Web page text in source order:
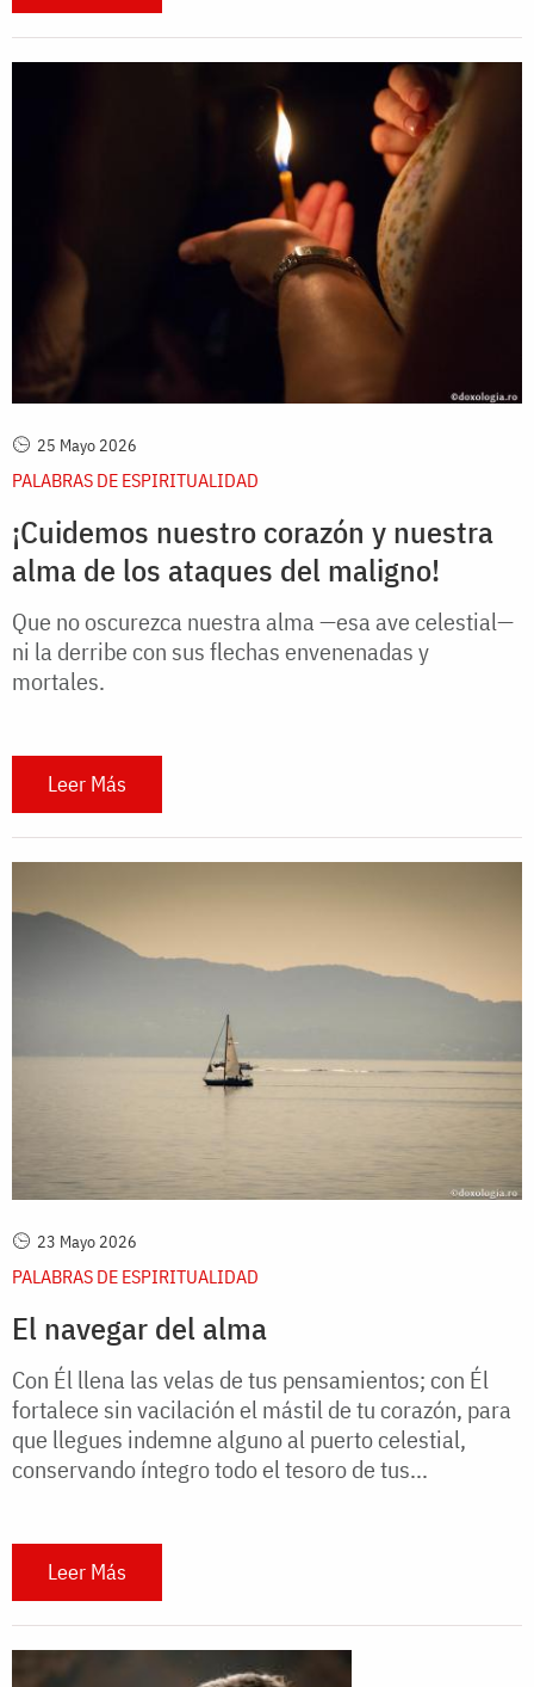
25 Mayo 2026
PALABRAS DE ESPIRITUALIDAD
¡Cuidemos nuestro corazón y nuestra
alma de los ataques del maligno!
Que no oscurezca nuestra alma —esa ave celestial—
ni la derribe con sus flechas envenenadas y
mortales.
Leer Más
23 Mayo 2026
PALABRAS DE ESPIRITUALIDAD
El navegar del alma
Con Él llena las velas de tus pensamientos; con Él
fortalece sin vacilación el mástil de tu corazón, para
que llegues indemne alguno al puerto celestial,
conservando íntegro todo el tesoro de tus...
Leer Más